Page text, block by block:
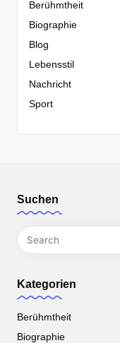
Berühmtheit
Biographie
Blog
Lebensstil
Nachricht
Sport
Suchen
Kategorien
Berühmtheit
Biographie